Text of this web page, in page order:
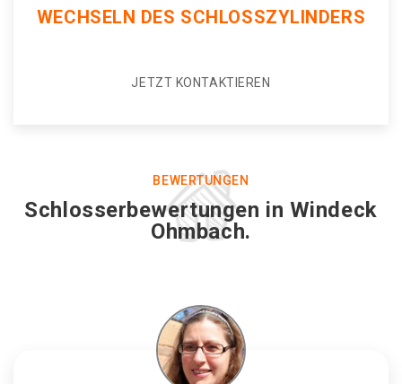
WECHSELN DES SCHLOSSZYLINDERS
JETZT KONTAKTIEREN
BEWERTUNGEN
Schlosserbewertungen in Windeck
Ohmbach.